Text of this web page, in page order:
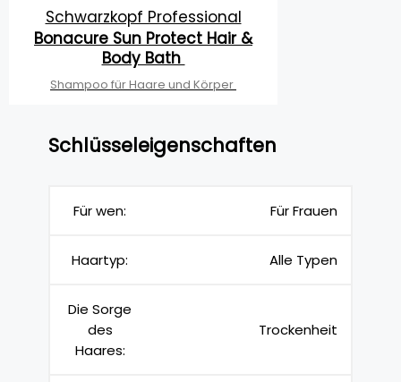
Schwarzkopf Professional
Bonacure Sun Protect Hair &
Body Bath
Shampoo für Haare und Körper
Schlüsseleigenschaften
Für wen: Für Frauen
Haartyp: Alle Typen
Die Sorge
des
Haares:
Trockenheit